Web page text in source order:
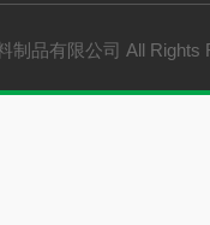
制品有限公司 All